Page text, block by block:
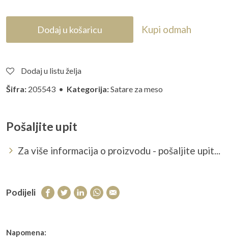
Dodaj u košaricu Kupi odmah
Dodaj u listu želja
Šifra: 205543 • Kategorija:Satare za meso
Pošaljite upit
Za više informacija o proizvodu - pošaljite upit...
Podijeli
Napomena: